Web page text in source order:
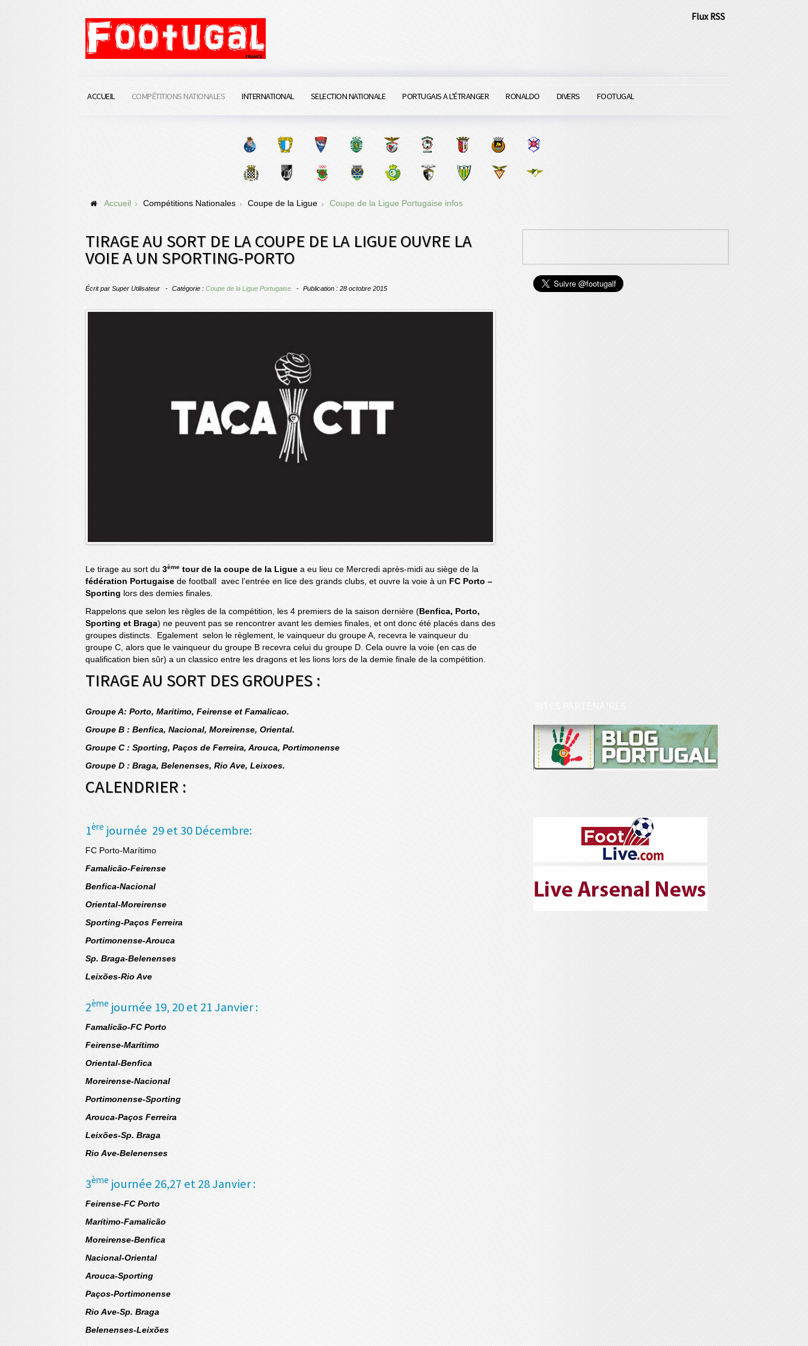
Flux RSS
ACCUEIL COMPÉTITIONS NATIONALES INTERNATIONAL SELECTION NATIONALE PORTUGAIS A L'ÉTRANGER RONALDO DIVERS FOOTUGAL
Accueil Compétitions Nationales Coupe de la Ligue Coupe de la Ligue Portugaise infos
TIRAGE AU SORT DE LA COUPE DE LA LIGUE OUVRE LA
VOIE A UN SPORTING-PORTO
Écrit par Super Utilisateur Catégorie : Coupe de la Ligue Portugaise Publication : 28 octobre 2015
Le tirage au sort du 3ème tour de la coupe de la Ligue a eu lieu ce Mercredi après-midi au siège de la
fédération Portugaise de football avec l’entrée en lice des grands clubs, et ouvre la voie à un FC Porto –
Sporting lors des demies finales.
Rappelons que selon les règles de la compétition, les 4 premiers de la saison dernière (Benfica, Porto,
Sporting et Braga) ne peuvent pas se rencontrer avant les demies finales, et ont donc été placés dans des
groupes distincts. Egalement selon le règlement, le vainqueur du groupe A, recevra le vainqueur du
groupe C, alors que le vainqueur du groupe B recevra celui du groupe D. Cela ouvre la voie (en cas de
qualification bien sûr) a un classico entre les dragons et les lions lors de la demie finale de la compétition.
TIRAGE AU SORT DES GROUPES :
Groupe A: Porto, Maritimo, Feirense et Famalicao.
Groupe B : Benfica, Nacional, Moreirense, Oriental.
Groupe C : Sporting, Paços de Ferreira, Arouca, Portimonense
Groupe D : Braga, Belenenses, Rio Ave, Leixoes.
CALENDRIER :
1ère journée 29 et 30 Décembre:
FC Porto-Marítimo
Famalicão-Feirense
Benfica-Nacional
Oriental-Moreirense
Sporting-Paços Ferreira
Portimonense-Arouca
Sp. Braga-Belenenses
Leixões-Rio Ave
2ème journée 19, 20 et 21 Janvier :
Famalicão-FC Porto
Feirense-Marítimo
Oriental-Benfica
Moreirense-Nacional
Portimonense-Sporting
Arouca-Paços Ferreira
Leixões-Sp. Braga
Rio Ave-Belenenses
3ème journée 26,27 et 28 Janvier :
Feirense-FC Porto
Marítimo-Famalicão
Moreirense-Benfica
Nacional-Oriental
Arouca-Sporting
Paços-Portimonense
Rio Ave-Sp. Braga
Belenenses-Leixões
SITES PARTENAIRES